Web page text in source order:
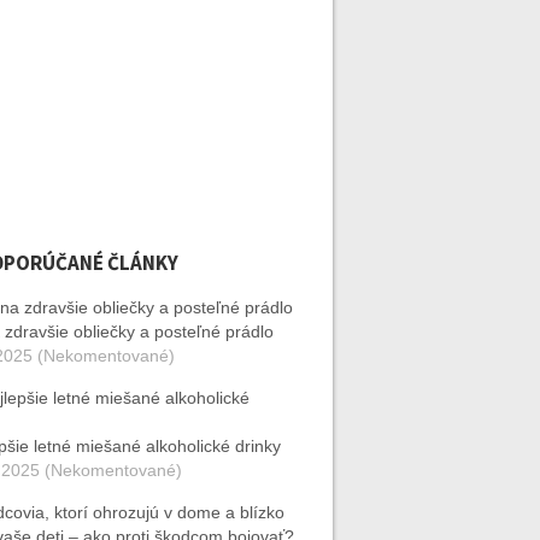
ČLÁNKY
zdravšie obliečky a posteľné prádlo
(Nekomentované)
letné miešané alkoholické drinky
(Nekomentované)